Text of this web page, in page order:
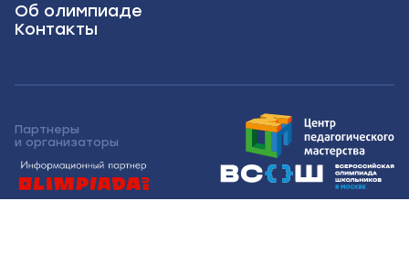
Об олимпиаде
Контакты
Партнеры
и организаторы